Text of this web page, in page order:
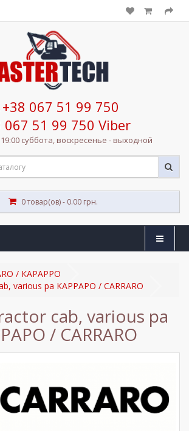
+38 067 51 99 750
067 51 99 750 Viber
19:00 суббота, воскресенье - выходной
0 товар(ов) - 0.00 грн.
/ КАРАРРО
various pa КАРРАРО / CARRARO
cab, various pa
/ CARRARO